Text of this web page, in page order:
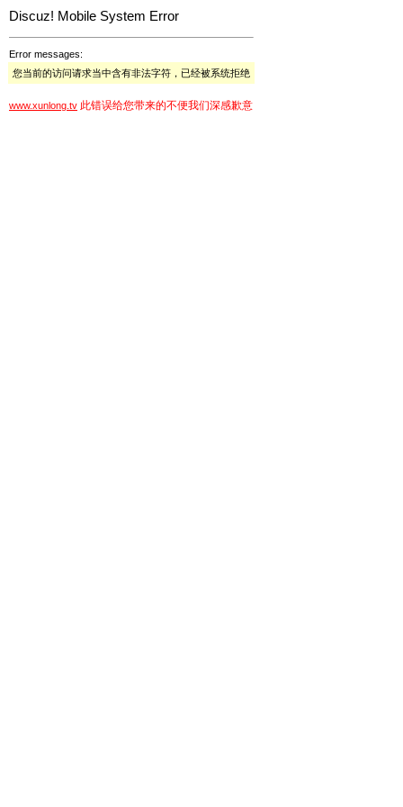
Discuz! Mobile System Error
Error messages:
您当前的访问请求当中含有非法字符，已经被系统拒绝
www.xunlong.tv 此错误给您带来的不便我们深感歉意